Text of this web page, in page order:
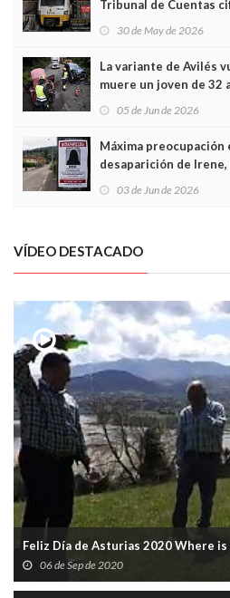
Tribunal de Cuentas
sobrecoste de los
30 de May de 2026
La variante de Avilés
muere un joven de 32
frontal
05 de Jun de 2026
Máxima preocupación
desaparición de Irene,
03 de Jun de 2026
VÍDEO DESTACADO
Feliz Día de Asturias 2020 Where
06 de Sep de 2020